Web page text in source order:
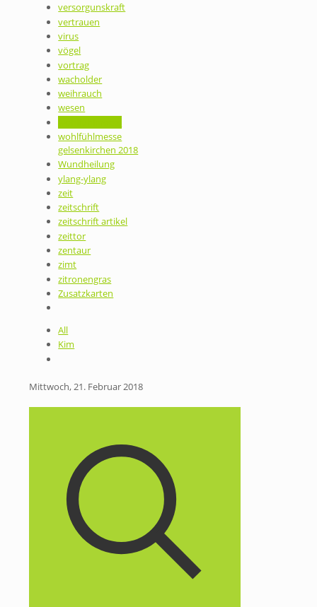
versorgunskraft
vertrauen
virus
vögel
vortrag
wacholder
weihrauch
wesen
wohlfühlmesse
gelsenkirchen 2018
Wundheilung
ylang-ylang
zeit
zeitschrift
zeitschrift artikel
zeittor
zentaur
zimt
zitronengras
Zusatzkarten
All
Kim
Mittwoch, 21. Februar 2018